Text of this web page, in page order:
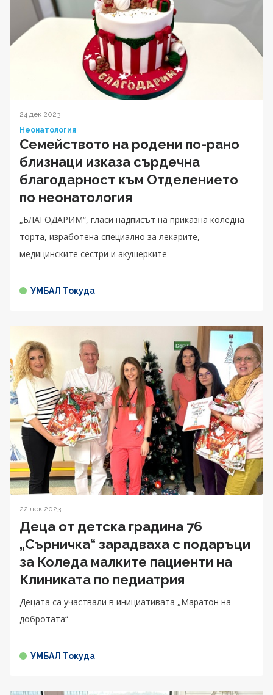
24 дек 2023
Неонатология
Семейството на родени по-рано
близнаци изказа сърдечна
благодарност към Отделението
по неонатология
„БЛАГОДАРИМ“, гласи надписът на приказна коледна
торта, изработена специално за лекарите,
медицинските сестри и акушерките
УМБАЛ Токуда
22 дек 2023
Деца от детска градина 76
„Сърничка“ зарадваха с подаръци
за Коледа малките пациенти на
Клиниката по педиатрия
Децата са участвали в инициативата „Маратон на
добротата“
УМБАЛ Токуда